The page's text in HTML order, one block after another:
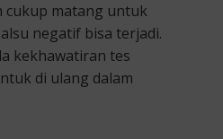
cukup matang untuk
negatif bisa terjadi.
kekhawatiran tes
di ulang dalam